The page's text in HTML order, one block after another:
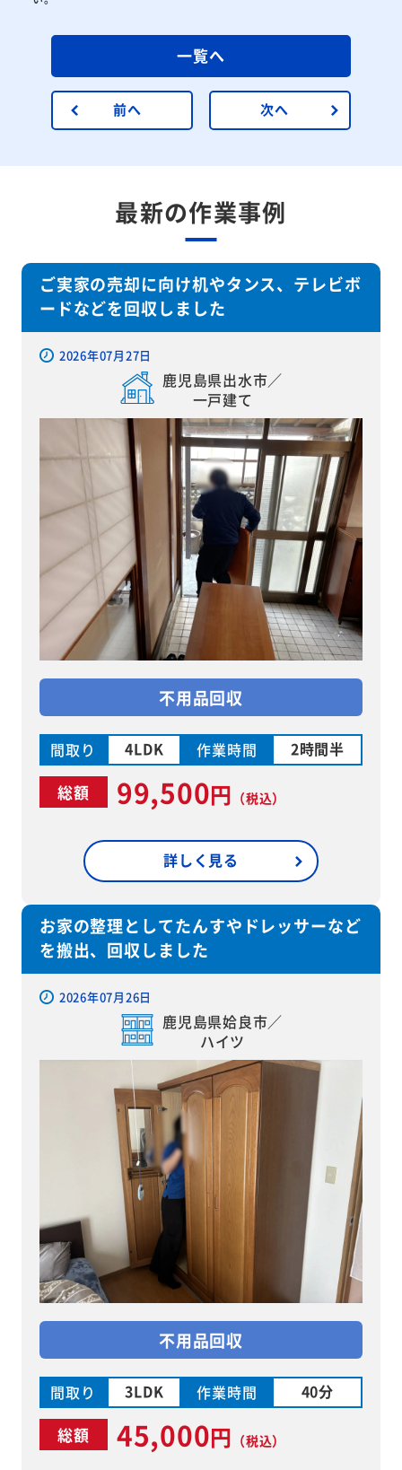
前へ
一覧へ
次へ
最新の作業事例
ご実家の売却に向け机やタンス、テレビボ
ードなどを回収しました
2026年07月27日
鹿児島県出水市／
一戸建て
不用品回収
間取り 4LDK 作業時間 2時間半
総額 99,500円 （税込）
詳しく見る
お家の整理としてたんすやドレッサーなど
を搬出、回収しました
2026年07月26日
鹿児島県姶良市／
ハイツ
不用品回収
間取り 3LDK 作業時間 40分
総額 45,000円 （税込）